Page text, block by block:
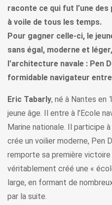
raconte ce qui fut l’une
à voile de tous les temps.
Pour gagner celle-ci, le
sans égal, moderne et
l’architecture navale : Pen
formidable navigateur
Eric Tabarly, né à Nantes en
jeune âge. Il entre à l’Ecole
Marine nationale. Il participe
crée un voilier moderne, Pen
remporte sa première
véritablement créé une «
large, en formant de
par la suite.